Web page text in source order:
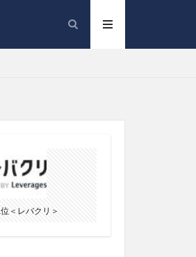
＜レバクリ＞